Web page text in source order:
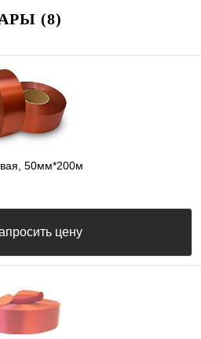
(8)
50мм*200м
цену